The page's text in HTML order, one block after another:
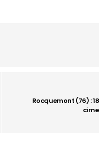
Rocquemont (76) :